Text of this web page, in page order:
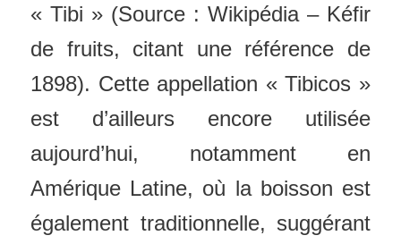
« Tibi » (Source : Wikipédia – Kéfir
de fruits, citant une référence de
1898). Cette appellation « Tibicos »
est d’ailleurs encore utilisée
aujourd’hui, notamment en
Amérique Latine, où la boisson est
également traditionnelle, suggérant